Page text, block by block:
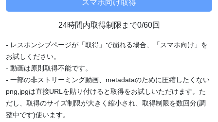
24時間内取得制限まで0/60回
- レスポンシブページが「取得」で崩れる場合、「スマホ向け」を
お試しください。
- 動画は原則取得不能です。
- 一部の非ストリーミング動画、metadataのために圧縮したくない
png,jpgは直接URLを貼り付けると取得をお試しいただけます。た
だし、取得のサイズ制限が大きく縮小され、取得制限を数回分(調
整中です)使います。